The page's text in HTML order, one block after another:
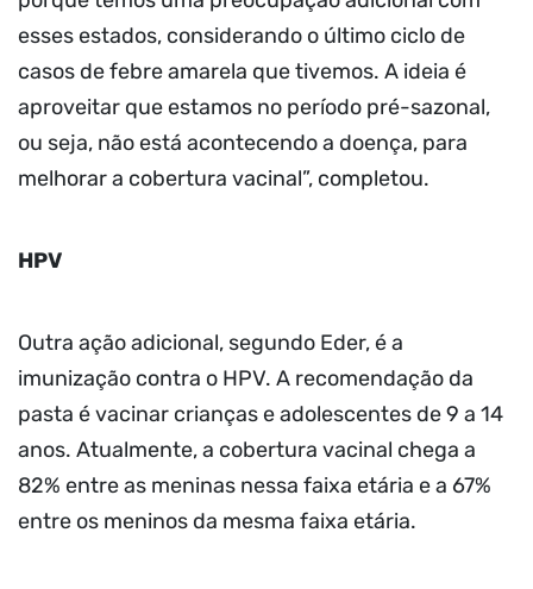
esses estados, considerando o último ciclo de
casos de febre amarela que tivemos. A ideia é
aproveitar que estamos no período pré-sazonal,
ou seja, não está acontecendo a doença, para
melhorar a cobertura vacinal”, completou.
HPV
Outra ação adicional, segundo Eder, é a
imunização contra o HPV. A recomendação da
pasta é vacinar crianças e adolescentes de 9 a 14
anos. Atualmente, a cobertura vacinal chega a
82% entre as meninas nessa faixa etária e a 67%
entre os meninos da mesma faixa etária.